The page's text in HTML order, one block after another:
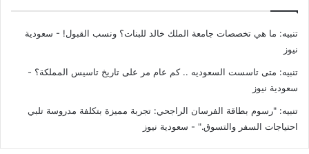
تنبيه: ما هي تخصصات جامعة الملك خالد للبنات؟ ونسب القبول! - سعودية
نيوز
تنبيه: متى تاسست السعوديه .. كم عام مر على تاريخ تاسيس المملكة؟ -
سعودية نيوز
تنبيه: "رسوم بطاقة الفرسان الراجحي: تجربة مميزة بتكلفة مدروسة تلبي
احتياجات السفر والتسوق." - سعودية نيوز